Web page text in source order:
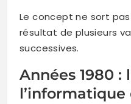
Le concept ne sort
résultat de plusieurs
successives.
Années 1980 :
l’informatique